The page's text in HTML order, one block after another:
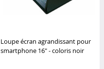
Loupe écran agrandissant pour
smartphone 16" - coloris noir